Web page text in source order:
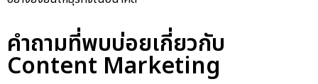
คำถามที่พบบ่อยเกี่ยวกับ
Content Marketing